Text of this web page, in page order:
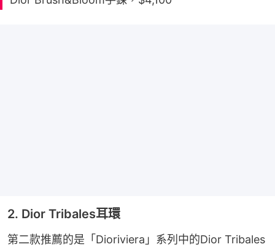
2. Dior Tribales耳環
第二款推薦的是「Dioriviera」系列中的Dior Tribales